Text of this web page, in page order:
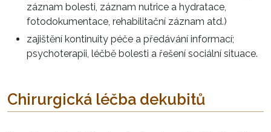
záznam bolesti, záznam nutrice a hydratace,
fotodokumentace, rehabilitační záznam atd.)
zajištění kontinuity péče a předávání informací;
psychoterapii, léčbě bolesti a řešení sociální situace.
Chirurgická léčba dekubitů